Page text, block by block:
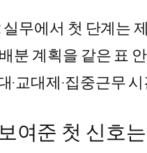
실무에서 첫 단계는
분 계획을 같은 표
·교대제·집중근무
여준 첫 신호